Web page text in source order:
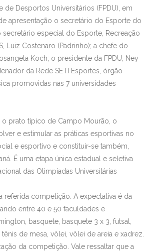
de Desportos Universitários (FPDU), em
apresentação o secretário do Esporte do
secretário especial do Esporte, Recreação
Luiz Costenaro (Padrinho); a chefe do
Koch; o presidente da FPDU, Ney
da Rede SETI Esportes, órgão
promovidas nas 7 universidades
prato típico de Campo Mourão, o
e estimular as práticas esportivas no
e esportivo e constituir-se também,
É uma etapa única estadual e seletiva
das Olimpíadas Universitárias
referida competição. A expectativa é da
entre 40 e 50 faculdades e
basquete, basquete 3 x 3, futsal,
de mesa, vôlei, vôlei de areia e xadrez.
da competição. Vale ressaltar que a